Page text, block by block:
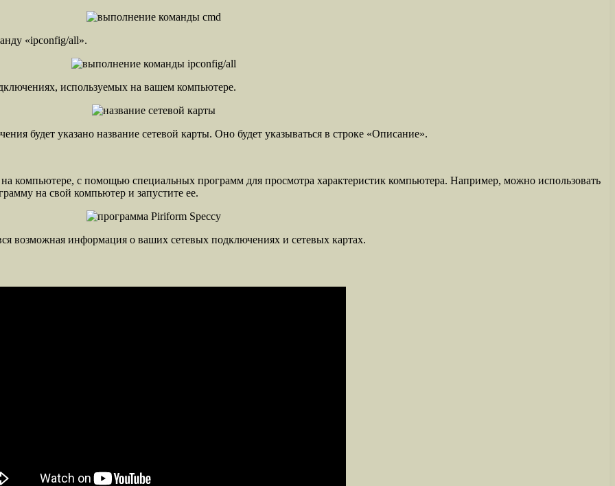
«ipconfig/all».
используемых на вашем компьютере.
будет указано название сетевой карты. Оно будет указываться в строке «Описание».
компьютере, с помощью специальных программ для просмотра характеристик компьютера. Например, можно использовать
на свой компьютер и запустите ее.
возможная информация о ваших сетевых подключениях и сетевых картах.